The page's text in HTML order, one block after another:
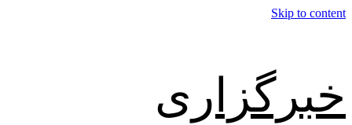
Skip to content
خبرگزاری